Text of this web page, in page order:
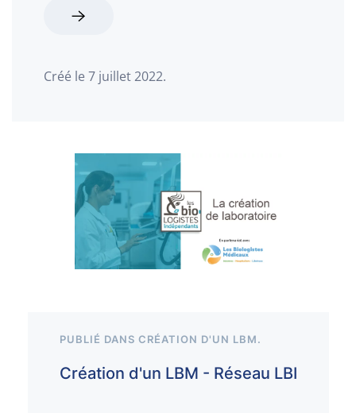
Créé le 7 juillet 2022.
PUBLIÉ DANS CRÉATION D'UN LBM.
Création d'un LBM - Réseau LBI